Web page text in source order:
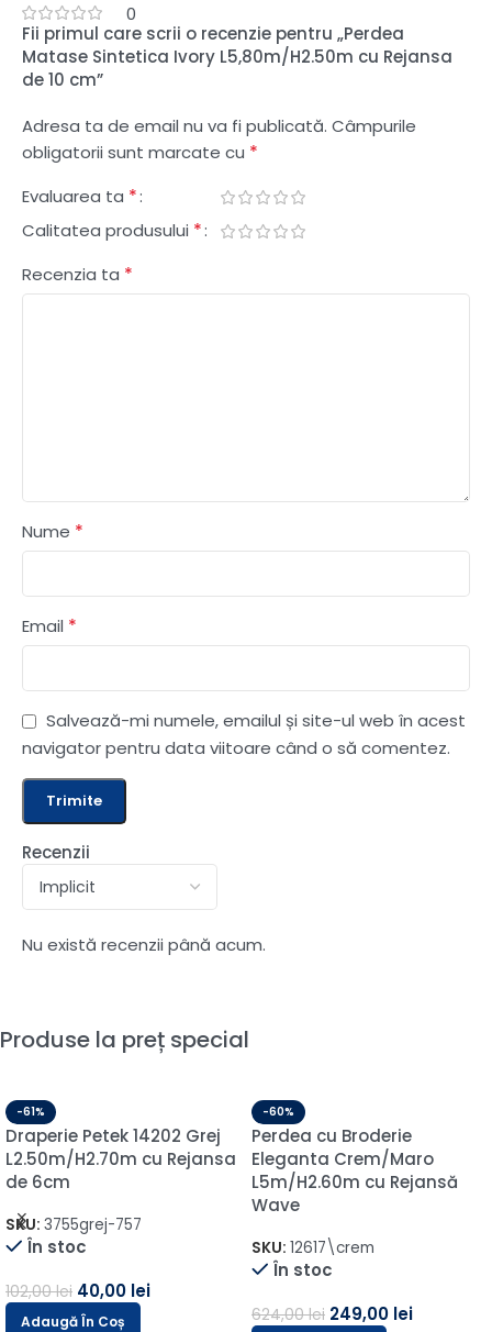
0
Recenzii
Nu există recenzii până acum.
Fii primul care scrii o recenzie pentru „Perdea
Matase Sintetica Ivory L5,80m/H2.50m cu Rejansa
de 10 cm”
Adresa ta de email nu va fi publicată. Câmpurile
obligatorii sunt marcate cu *
Evaluarea ta *
Calitatea produsului *
Recenzia ta *
Nume *
Email *
Salvează-mi numele, emailul și site-ul web în acest
navigator pentru data viitoare când o să comentez.
Produse la preț special
-61%
Draperie Petek 14202 Grej
L2.50m/H2.70m cu Rejansa
de 6cm
SKU: 3755grej-757
În stoc
102,00lei 40,00 lei
Adaugă În Coș
-60%
Perdea cu Broderie
Eleganta Crem/Maro
L5m/H2.60m cu Rejansă
Wave
SKU: 12617\crem
În stoc
624,00lei 249,00 lei